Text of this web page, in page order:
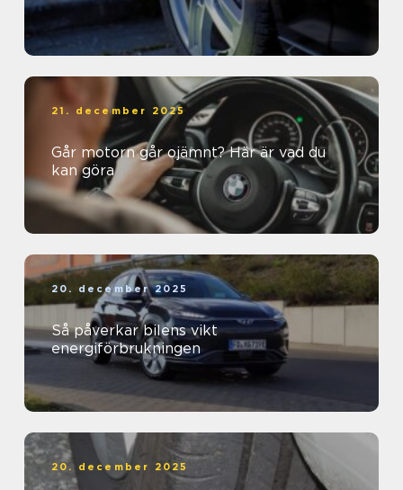
21. december 2025
Går motorn går ojämnt? Här är vad du
kan göra
20. december 2025
Så påverkar bilens vikt
energiförbrukningen
20. december 2025